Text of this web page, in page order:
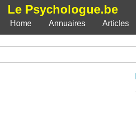
Le Psychologue.be
Home
Annuaires Articles